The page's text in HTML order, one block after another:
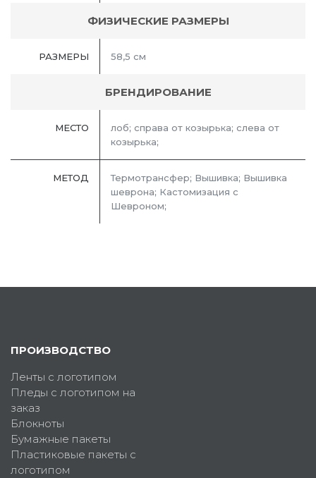
ФИЗИЧЕСКИЕ РАЗМЕРЫ
РАЗМЕРЫ 58,5 см
БРЕНДИРОВАНИЕ
МЕСТО
лоб; справа от козырька; слева от
козырька;
МЕТОД
Термотрансфер; Вышивка; Вышивка
шеврона; Кастомизация с
Шевроном;
ПРОИЗВОДСТВО
Ленты с логотипом
Пледы с логотипом на
заказ
Блокноты
Бумажные пакеты
Пластиковые пакеты с
логотипом